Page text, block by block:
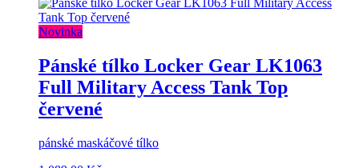
Novinka
Pánské tílko Locker Gear LK1063
Full Military Access Tank Top
červené
pánské maskáčové tílko